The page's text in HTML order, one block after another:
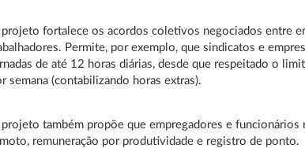
fortalece os acordos coletivos negociados entre
Permite, por exemplo, que sindicatos e
de até 12 horas diárias, desde que respeitado o
semana (contabilizando horas extras).
também propõe que empregadores e funcionários
remuneração por produtividade e registro de ponto.